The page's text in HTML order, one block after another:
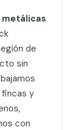
metálicas
de
sin
y
con